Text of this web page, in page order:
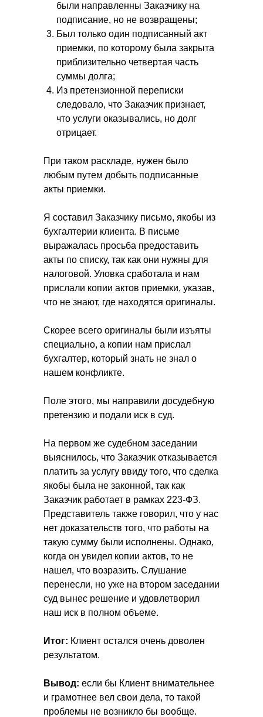
были направленны Заказчику на
подписание, но не возвращены;
Был только один подписанный акт
приемки, по которому была закрыта
приблизительно четвертая часть
суммы долга;
Из претензионной переписки
следовало, что Заказчик признает,
что услуги оказывались, но долг
отрицает.
При таком раскладе, нужен было
любым путем добыть подписанные
акты приемки.
Я составил Заказчику письмо, якобы из
бухгалтерии клиента. В письме
выражалась просьба предоставить
акты по списку, так как они нужны для
налоговой. Уловка сработала и нам
прислали копии актов приемки, указав,
что не знают, где находятся оригиналы.
Скорее всего оригиналы были изъяты
специально, а копии нам прислал
бухгалтер, который знать не знал о
нашем конфликте.
Поле этого, мы направили досудебную
претензию и подали иск в суд.
На первом же судебном заседании
выяснилось, что Заказчик отказывается
платить за услугу ввиду того, что сделка
якобы была не законной, так как
Заказчик работает в рамках 223-ФЗ.
Представитель также говорил, что у нас
нет доказательств того, что работы на
такую сумму были исполнены. Однако,
когда он увидел копии актов, то не
нашел, что возразить. Слушание
перенесли, но уже на втором заседании
суд вынес решение и удовлетворил
наш иск в полном объеме.
Итог: Клиент остался очень доволен
результатом.
Вывод: если бы Клиент внимательнее
и грамотнее вел свои дела, то такой
проблемы не возникло бы вообще.
Получите решение своего
вопроса
набесплатной
консультации